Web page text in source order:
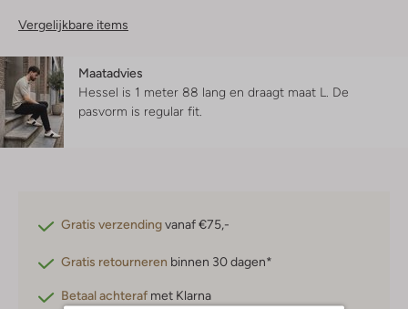
Vergelijkbare items
Maatadvies
Hessel is 1 meter 88 lang en draagt maat L. De
pasvorm is regular fit
Gratis verzendingvanaf €75,-
Gratis retourneren binnen 30 dagen*
Betaal achteraf met Klarna